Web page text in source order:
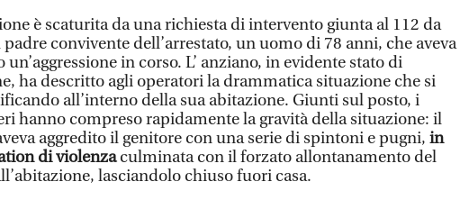
è scaturita da una richiesta di intervento giunta al 112 da
convivente dell’arrestato, un uomo di 78 anni, che aveva
un’aggressione in corso. L’ anziano, in evidente stato di
ha descritto agli operatori la drammatica situazione che si
all’interno della sua abitazione. Giunti sul posto, i
hanno compreso rapidamente la gravità della situazione: il
aggredito il genitore con una serie di spintoni e pugni, in
di violenzaculminata con il forzato allontanamento del
lasciandolo chiuso fuori casa.